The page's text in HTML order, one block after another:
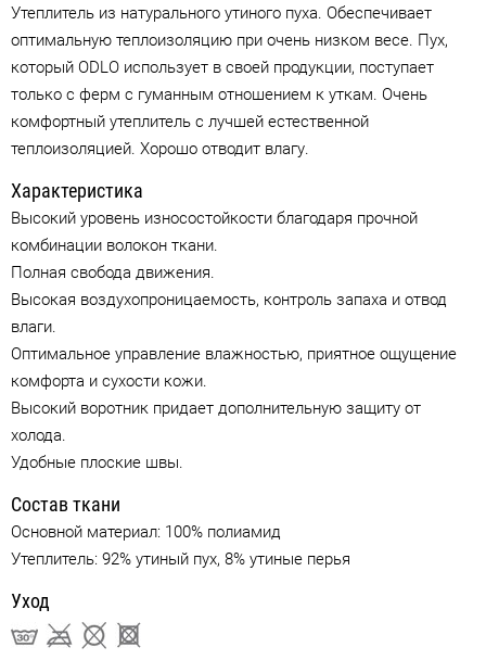
Утеплитель из натурального утиного пуха. Обеспечивает
оптимальную теплоизоляцию при очень низком весе. Пух,
который ODLO использует в своей продукции, поступает
только с ферм с гуманным отношением к уткам. Очень
комфортный утеплитель с лучшей естественной
теплоизоляцией. Хорошо отводит влагу.
Характеристика
Высокий уровень износостойкости благодаря прочной
комбинации волокон ткани.
Полная свобода движения.
Высокая воздухопроницаемость, контроль запаха и отвод
влаги.
Оптимальное управление влажностью, приятное ощущение
комфорта и сухости кожи.
Высокий воротник придает дополнительную защиту от
холода.
Удобные плоские швы.
Состав ткани
Основной материал: 100% полиамид
Утеплитель: 92% утиный пух, 8% утиные перья
Уход